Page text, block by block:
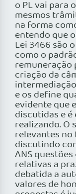
o PL vai para
mesmos
na forma
entendo que
Lei 3466 são
como o
remuneração
criação da
e os define
evidente que
discutidas e
realizando. O
relevantes no
discutindo
ANS
relativas a
debatida a
valores de